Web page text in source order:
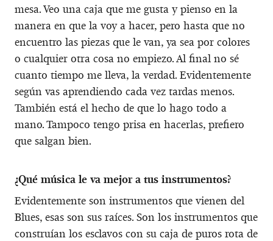
mesa. Veo una caja que me gusta y pienso en la
manera en que la voy a hacer, pero hasta que no
encuentro las piezas que le van, ya sea por colores
o cualquier otra cosa no empiezo. Al final no sé
cuanto tiempo me lleva, la verdad. Evidentemente
según vas aprendiendo cada vez tardas menos.
También está el hecho de que lo hago todo a
mano. Tampoco tengo prisa en hacerlas, prefiero
que salgan bien.
¿Qué música le va mejor a tus instrumentos?
Evidentemente son instrumentos que vienen del
Blues, esas son sus raíces. Son los instrumentos que
construían los esclavos con su caja de puros rota de